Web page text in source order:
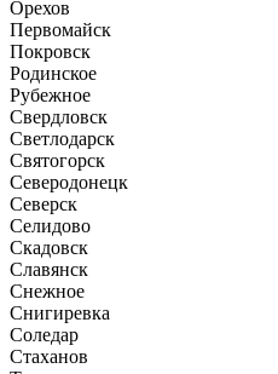
Орехов
Первомайск
Покровск
Родинское
Рубежное
Свердловск
Светлодарск
Святогорск
Северодонецк
Северск
Селидово
Скадовск
Славянск
Снежное
Снигиревка
Соледар
Стаханов